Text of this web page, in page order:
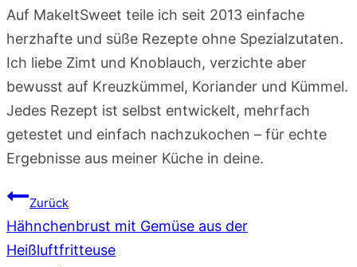
Auf MakeItSweet teile ich seit 2013 einfache
herzhafte und süße Rezepte ohne Spezialzutaten.
Ich liebe Zimt und Knoblauch, verzichte aber
bewusst auf Kreuzkümmel, Koriander und Kümmel.
Jedes Rezept ist selbst entwickelt, mehrfach
getestet und einfach nachzukochen – für echte
Ergebnisse aus meiner Küche in deine.
Beitragsnavigation
Zurück
Hähnchenbrust mit Gemüse aus der
Heißluftfritteuse